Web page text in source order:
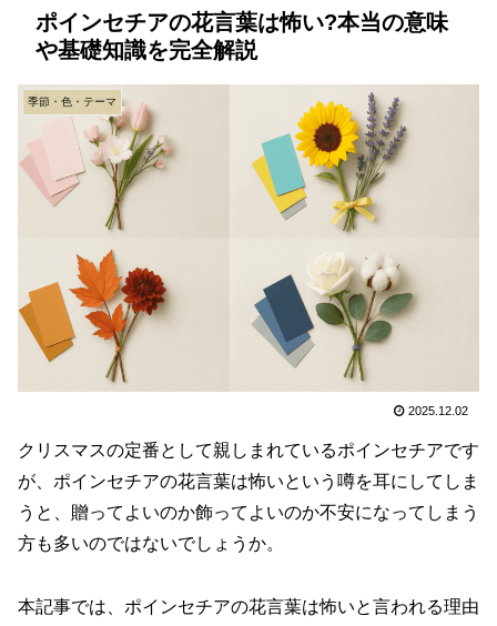
ポインセチアの花言葉は怖い?本当の意味
や基礎知識を完全解説
季節・色・テーマ
2025.12.02
クリスマスの定番として親しまれているポインセチアです
が、ポインセチアの花言葉は怖いという噂を耳にしてしま
うと、贈ってよいのか飾ってよいのか不安になってしまう
方も多いのではないでしょうか。
本記事では、ポインセチアの花言葉は怖いと言われる理由